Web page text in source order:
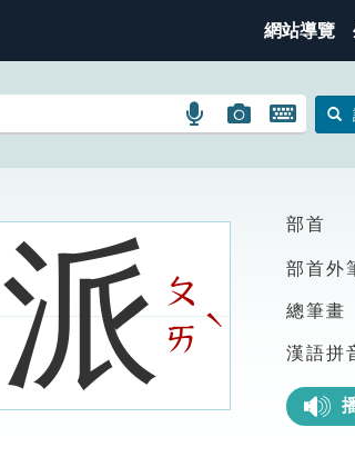
網站導覽
語
搜
圖
圖
搜
開
鍵
圖
派ㄆ
ㄞ
ˋ
部首
部首外
總筆畫
漢語拼